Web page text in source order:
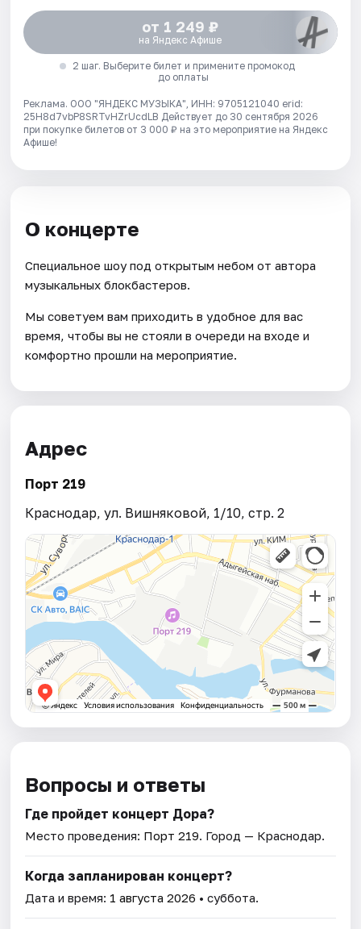
от 1 249 ₽
на Яндекс Афише
2 шаг. Выберите билет и примените промокод
до оплаты
Реклама. ООО "ЯНДЕКС МУЗЫКА", ИНН: 9705121040 erid:
25H8d7vbP8SRTvHZrUcdLB Действует до 30 сентября 2026
при покупке билетов от 3 000 ₽ на это мероприятие на Яндекс
Афише!
О концерте
Специальное шоу под открытым небом от автора
музыкальных блокбастеров.
Мы советуем вам приходить в удобное для вас
время, чтобы вы не стояли в очереди на входе и
комфортно прошли на мероприятие.
Адрес
Порт 219
Краснодар, ул. Вишняковой, 1/10, стр. 2
Вопросы и ответы
Где пройдет концерт Дора?
Место проведения: Порт 219. Город — Краснодар.
Когда запланирован концерт?
Дата и время: 1 августа 2026 • суббота.